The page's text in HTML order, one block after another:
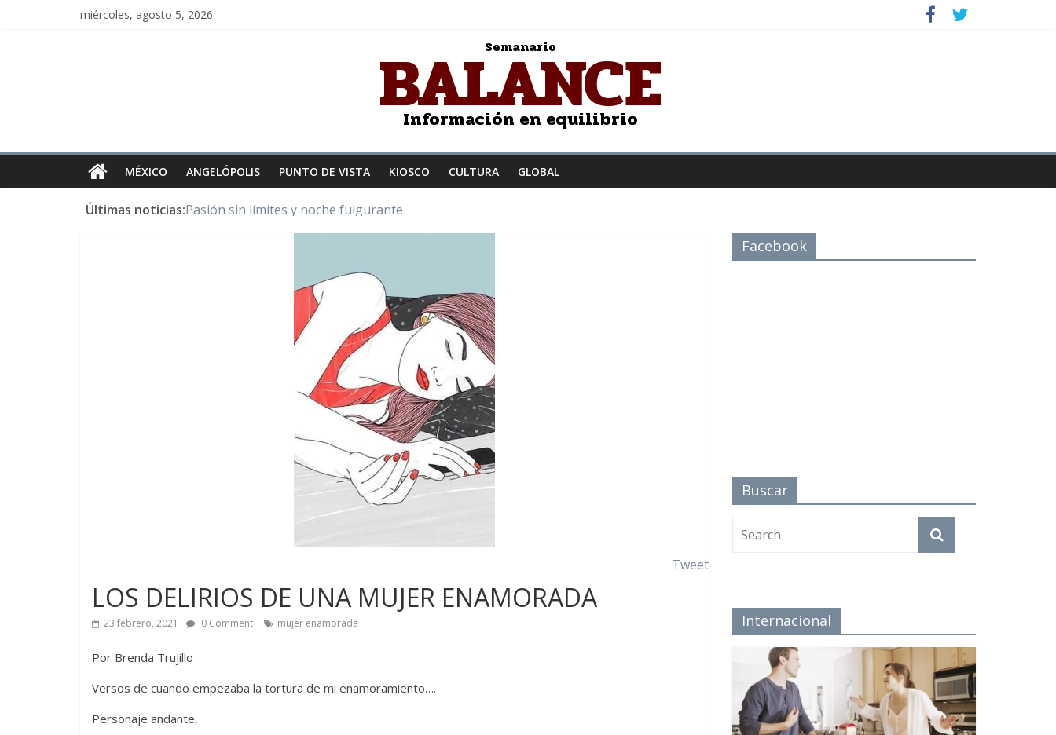
miércoles, agosto 5, 2026
Semanario
BALANCE
Información en equilibrio
MÉXICO ANGELÓPOLIS PUNTO DE VISTA KIOSCO CULTURA GLOBAL
Últimas noticias:Pasión sin límites y noche fulgurante
Y Quetzalcóatl, le dio el maíz a la humanidad
LOS DELIRIOS DE UNA MUJER ENAMORADA
Juntos hasta el último minuto
Tweet
LOS DELIRIOS DE UNA MUJER ENAMORADA
23 febrero, 2021 0 Comment mujer enamorada
Por Brenda Trujillo
Versos de cuando empezaba la tortura de mi enamoramiento….
Personaje andante,
Facebook
Buscar
Internacional